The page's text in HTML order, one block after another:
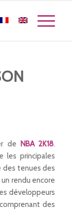
de NBA 2K18.
les principales
des tenues des
rendu encore
développeurs
des